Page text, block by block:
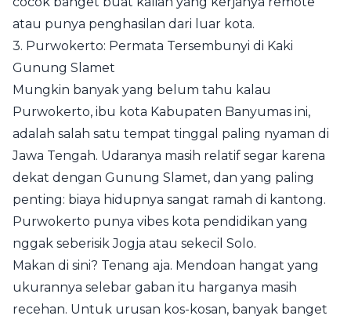
atau punya penghasilan dari luar kota.
3. Purwokerto: Permata Tersembunyi di Kaki
Gunung Slamet
Mungkin banyak yang belum tahu kalau
Purwokerto, ibu kota Kabupaten Banyumas ini,
adalah salah satu tempat tinggal paling nyaman di
Jawa Tengah. Udaranya masih relatif segar karena
dekat dengan Gunung Slamet, dan yang paling
penting: biaya hidupnya sangat ramah di kantong.
Purwokerto punya vibes kota pendidikan yang
nggak seberisik Jogja atau sekecil Solo.
Makan di sini? Tenang aja. Mendoan hangat yang
ukurannya selebar gaban itu harganya masih
recehan. Untuk urusan kos-kosan, banyak banget